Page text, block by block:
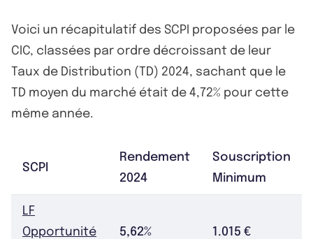
Voici un récapitulatif des SCPI proposées par le
CIC, classées par ordre décroissant de leur
Taux de Distribution (TD) 2024, sachant que le
TD moyen du marché était de 4,72% pour cette
même année.
SCPI
Rendement
2024
Souscription
Minimum
LF
Opportunité
5,62% 1.015 €